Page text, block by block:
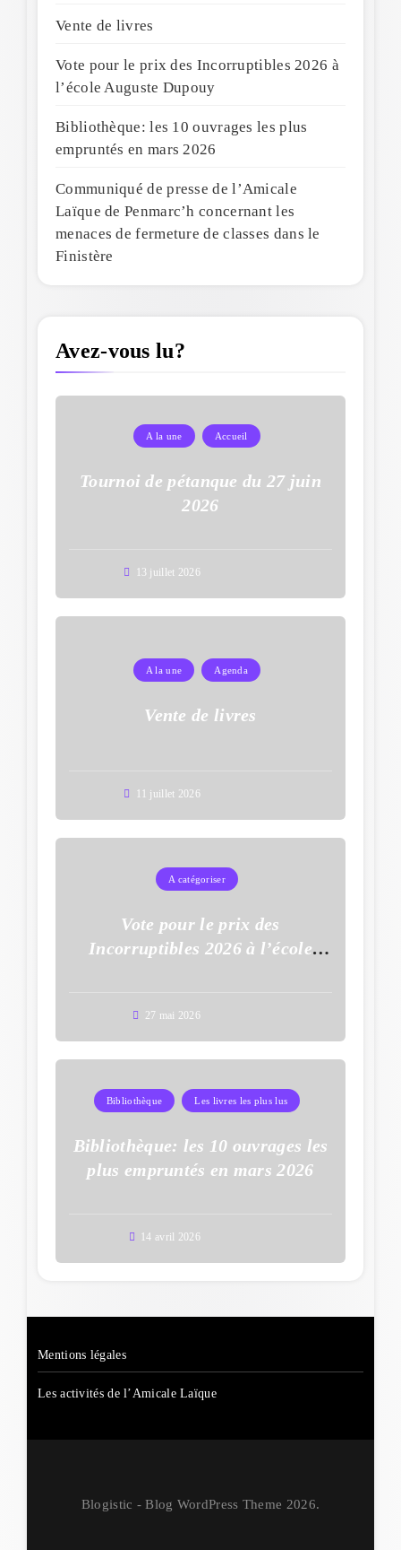
Vente de livres
Vote pour le prix des Incorruptibles 2026 à
l’école Auguste Dupouy
Bibliothèque: les 10 ouvrages les plus
empruntés en mars 2026
Communiqué de presse de l’Amicale
Laïque de Penmarc’h concernant les
menaces de fermeture de classes dans le
Finistère
Avez-vous lu?
A la une Accueil
Tournoi de pétanque du 27 juin
2026
13 juillet 2026
A la une Agenda
Vente de livres
11 juillet 2026
A catégoriser
Vote pour le prix des
Incorruptibles 2026 à l’école
27 mai 2026
Bibliothèque Les livres les plus lus
Bibliothèque: les 10 ouvrages les
plus empruntés en mars 2026
14 avril 2026
Mentions légales
Les activités de l’Amicale Laïque
Blogistic - Blog WordPress Theme 2026.